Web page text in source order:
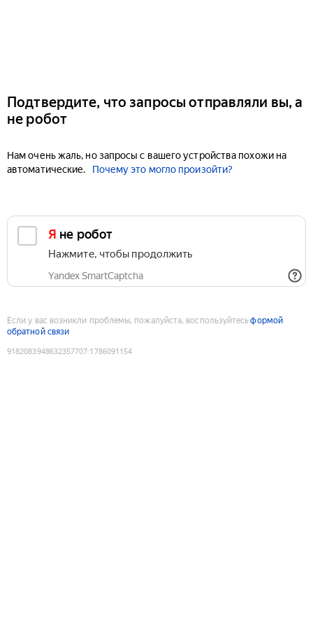
Подтвердите, что запросы отправляли вы, а
не робот
Нам очень жаль, но запросы с вашего устройства похожи на
автоматические.
Почему это могло произойти?
Я не робот
Нажмите, чтобы продолжить
Yandex SmartCaptcha
Если у вас возникли проблемы, пожалуйста, воспользуйтесьформой
обратной связи
9182083948632357707:1786091154